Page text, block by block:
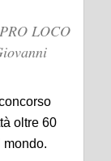
LOCO
oltre 60
mondo.